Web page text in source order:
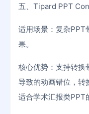
五、Tipard PPT
适用场景：复杂PPT
果。
核心优势：支持转换
导致的动画错位，转
适合学术汇报类PPT